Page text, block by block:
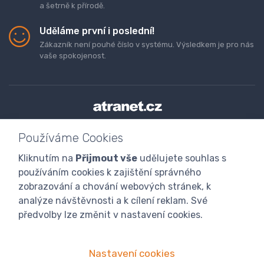
a šetrně k přírodě.
Uděláme první i poslední!
Zákazník není pouhé číslo v systému. Výsledkem je pro nás
vaše spokojenost.
Doprava a platba zboží
Obchodní podmínky
Program digitalizace
Používáme Cookies
Kliknutím na Přijmout vše udělujete souhlas s
používáním cookies k zajištění správného
zobrazování a chování webových stránek, k
analýze návštěvnosti a k cílení reklam. Své
předvolby lze změnit v nastavení cookies.
Nastavení cookies